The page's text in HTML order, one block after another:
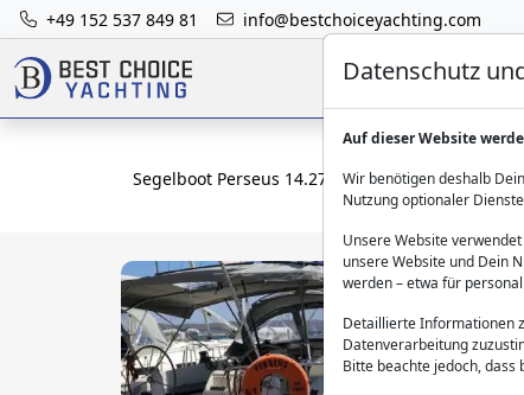
+49 152 537 849 81 info@bestchoiceyachting.com
Segelboot Perseus 14.27m 4 Kabinen Charter ab
Datenschutz
Auf dieser Website
Wir benötigen deshalb
Nutzung optionaler
Unsere Website
unsere Website und Dein
werden – etwa für
Detaillierte Informationen
Datenverarbeitung
Bitte beachte jedoch,